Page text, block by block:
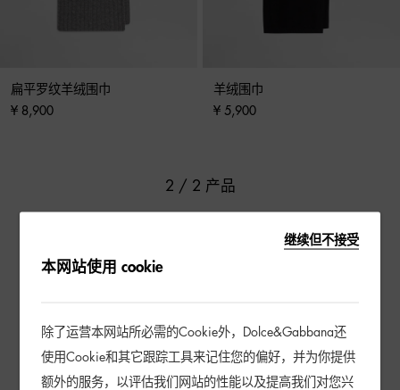
扁平罗纹羊绒围巾
¥ 8,900
羊绒围巾
¥ 5,900
2 / 2 产品
继续但不接受
本网站使用 cookie
除了运营本网站所必需的Cookie外，Dolce&Gabbana还
使用Cookie和其它跟踪工具来记住您的偏好，并为你提供
额外的服务，以评估我们网站的性能以及提高我们对您兴